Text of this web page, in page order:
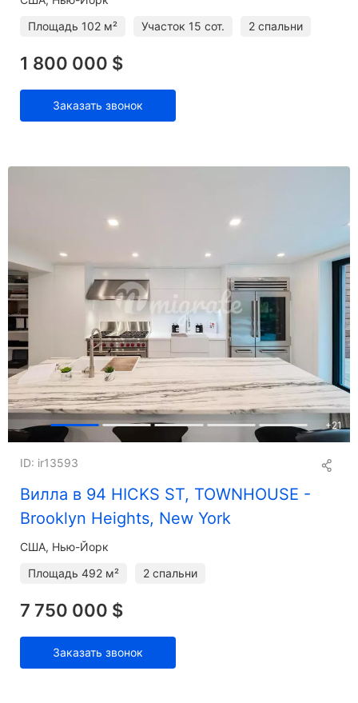
Площадь 102 м² Участок 15 сот. 2 спальни
1 800 000 $
Заказать звонок
+21
Вилла в 94 HICKS ST, TOWNHOUSE -
Brooklyn Heights, New York
ID: ir13593
США, Нью-Йорк
Площадь 492 м² 2 спальни
7 750 000 $
Заказать звонок